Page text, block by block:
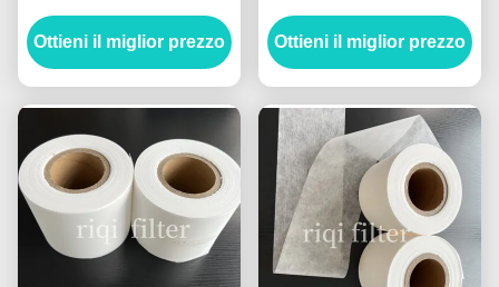
125 mm di tenuta
termica
Ottieni il miglior prezzo
velocità 94 mm Rulli di
carta per filtri per tè non
tossici
Ottieni il miglior prezzo